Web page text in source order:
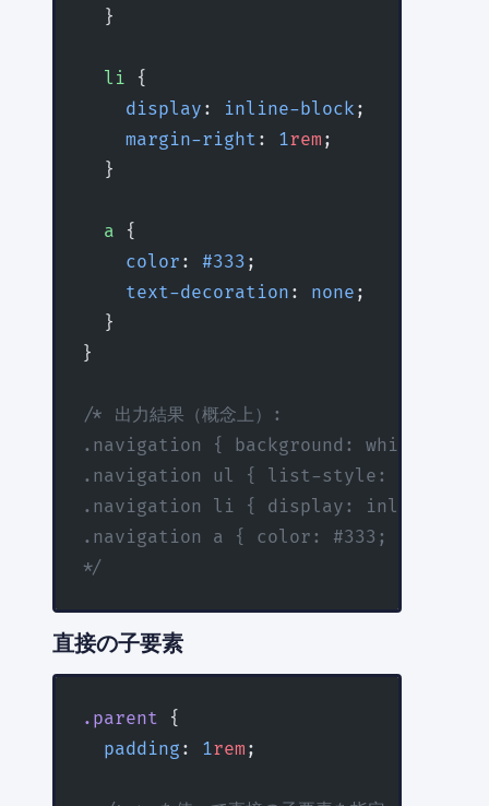
  }
  li
{
    display
: inline-block ;
    margin-right
: 1rem ;
  }
  a
{
    color
: #333 ;
    text-decoration
: none ;
  }
}
/* 出力結果（概念上）:
.navigation { background: white; }
.navigation ul { list-style: none;
.navigation li { display: inline-
.navigation a { color: #333; text-
*/
直接の子要素
.parent {
  padding
: 1rem ;